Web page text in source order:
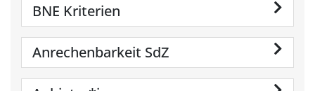
BNE Kriterien
Anrechenbarkeit SdZ